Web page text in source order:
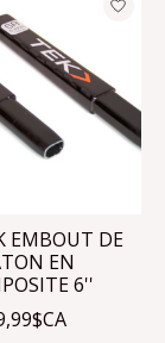
EMBOUT DE
EN
6''